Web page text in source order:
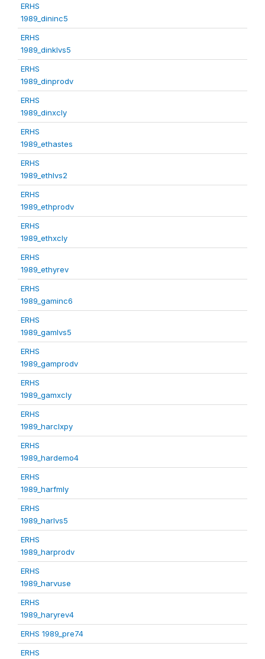
ERHS
1989_dininc5
ERHS
1989_dinklvs5
ERHS
1989_dinprodv
ERHS
1989_dinxcly
ERHS
1989_ethastes
ERHS
1989_ethlvs2
ERHS
1989_ethprodv
ERHS
1989_ethxcly
ERHS
1989_ethyrev
ERHS
1989_gaminc6
ERHS
1989_gamlvs5
ERHS
1989_gamprodv
ERHS
1989_gamxcly
ERHS
1989_harclxpy
ERHS
1989_hardemo4
ERHS
1989_harfmly
ERHS
1989_harlvs5
ERHS
1989_harprodv
ERHS
1989_harvuse
ERHS
1989_haryrev4
ERHS 1989_pre74
ERHS